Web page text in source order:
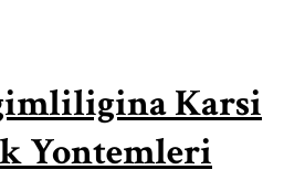
Karsi
Yontemleri